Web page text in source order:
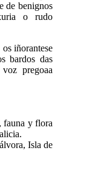
de benignos
o rudo
iñorantese
bardos das
pregoaa
fauna y flora
Isla de